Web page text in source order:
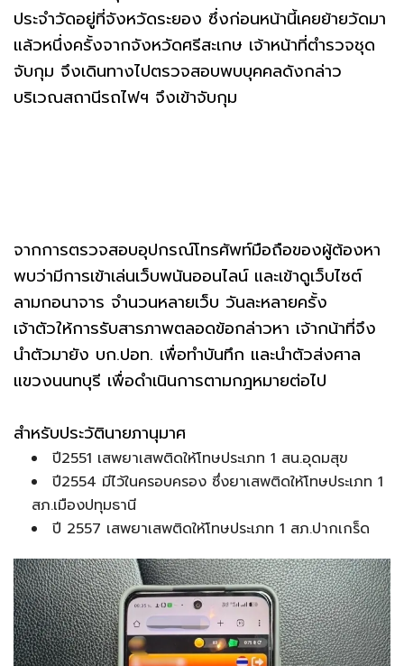
ประจำวัดอยู่ที่จังหวัดระยอง ซึ่งก่อนหน้านี้เคยย้ายวัดมา
แล้วหนึ่งครั้งจากจังหวัดศรีสะเกษ เจ้าหน้าที่ตำรวจชุด
จับกุม จึงเดินทางไปตรวจสอบพบบุคคลดังกล่าว
บริเวณสถานีรถไฟฯ จึงเข้าจับกุม
​จากการตรวจสอบอุปกรณ์โทรศัพท์มือถือของผู้ต้องหา
พบว่ามีการเข้าเล่นเว็บพนันออนไลน์ และเข้าดูเว็บไซต์
ลามกอนาจาร จำนวนหลายเว็บ วันละหลายครั้ง
เจ้าตัวให้การรับสารภาพตลอดข้อกล่าวหา เจ้ากน้าที่จึง
นำตัวมายัง บก.ปอท. เพื่อทำบันทึก และนำตัวส่งศาล
แขวงนนทบุรี เพื่อดำเนินการตามกฎหมายต่อไป
สำหรับประวัตินายภานุมาศ
ปี2551 เสพยาเสพติดให้โทษประเภท 1 สน.อุดมสุข
ปี2554 มีไว้ในครอบครอง ซึ่งยาเสพติดให้โทษประเภท 1
สภ.เมืองปทุมธานี
ปี 2557 เสพยาเสพติดให้โทษประเภท 1 สภ.ปากเกร็ด